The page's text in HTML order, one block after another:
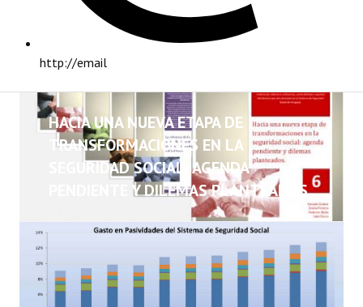
http://email
INSTITUCIONAL
NOTICIAS
HACIA UNA NUEVA ETAPA DE
TRANSFORMACIONES EN LA
SEGURIDAD SOCIAL: AGENDA
PENDIENTE Y DILEMAS PLANTEADOS